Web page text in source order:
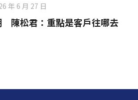
年 6 月 27 日
陳松君：重點是客戶往哪去